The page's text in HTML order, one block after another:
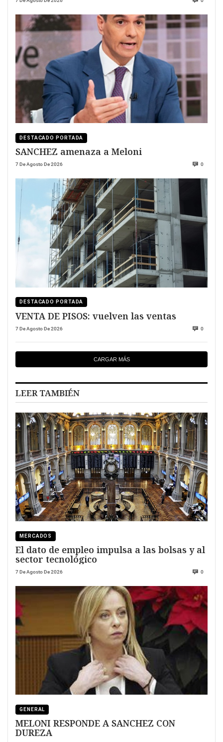
DESTACADO PORTADA
SANCHEZ amenaza a Meloni
7 De Agosto De 2026 0
DESTACADO PORTADA
VENTA DE PISOS: vuelven las ventas
7 De Agosto De 2026 0
CARGAR MÁS
LEER TAMBIÉN
MERCADOS
El dato de empleo impulsa a las bolsas y al
sector tecnológico
7 De Agosto De 2026 0
GENERAL
MELONI RESPONDE A SANCHEZ CON
DUREZA